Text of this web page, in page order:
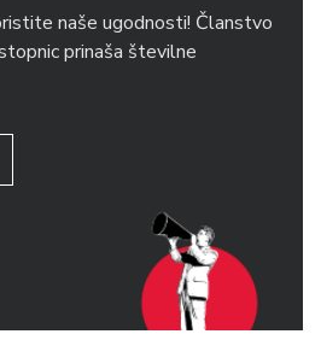
naše ugodnosti! Članstvo
prinaša številne